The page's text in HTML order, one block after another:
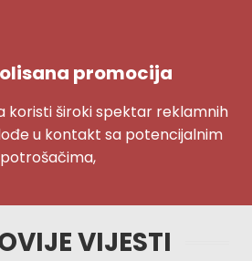
promocija
koristi široki spektar reklamnih
u kontakt sa potencijalnim
potrošačima,
VIJESTI